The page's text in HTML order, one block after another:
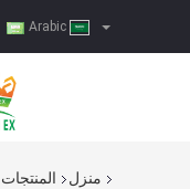
منزل المنتجات